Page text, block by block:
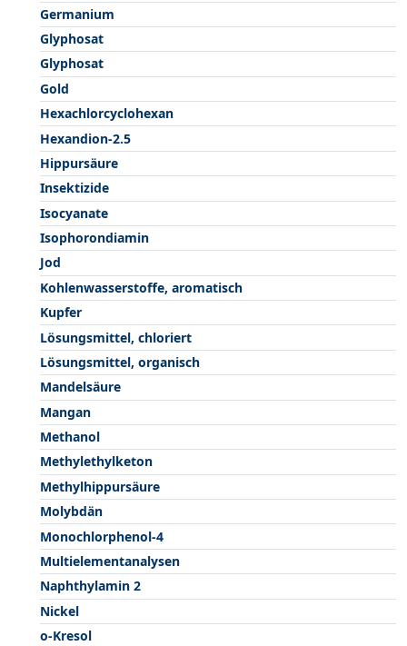
Germanium
Glyphosat
Glyphosat
Gold
Hexachlorcyclohexan
Hexandion-2.5
Hippursäure
Insektizide
Isocyanate
Isophorondiamin
Jod
Kohlenwasserstoffe, aromatisch
Kupfer
Lösungsmittel, chloriert
Lösungsmittel, organisch
Mandelsäure
Mangan
Methanol
Methylethylketon
Methylhippursäure
Molybdän
Monochlorphenol-4
Multielementanalysen
Naphthylamin 2
Nickel
o-Kresol